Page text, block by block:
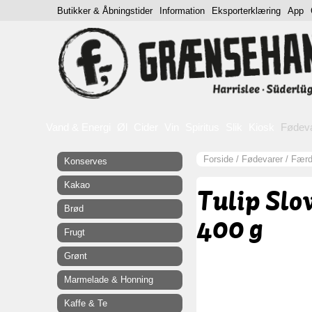
Forside / Fødevarer /
Tulip
400 g
Konserves
Kakao
Brød
Frugt
Grønt
Marmelade & Honning
Kaffe & Te
Butikker & Åbningstider Information Eksporterklæring App